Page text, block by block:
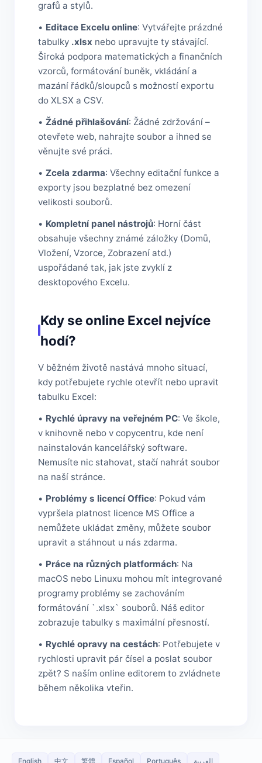
grafů a stylů.
• Editace Excelu online: Vytvářejte prázdné
tabulky .xlsx nebo upravujte ty stávající.
Široká podpora matematických a finančních
vzorců, formátování buněk, vkládání a
mazání řádků/sloupců s možností exportu
do XLSX a CSV.
• Žádné přihlašování: Žádné zdržování –
otevřete web, nahrajte soubor a ihned se
věnujte své práci.
• Zcela zdarma: Všechny editační funkce a
exporty jsou bezplatné bez omezení
velikosti souborů.
• Kompletní panel nástrojů: Horní část
obsahuje všechny známé záložky (Domů,
Vložení, Vzorce, Zobrazení atd.)
uspořádané tak, jak jste zvyklí z
desktopového Excelu.
Kdy se online Excel nejvíce
hodí?
V běžném životě nastává mnoho situací,
kdy potřebujete rychle otevřít nebo upravit
tabulku Excel:
• Rychlé úpravy na veřejném PC: Ve škole,
v knihovně nebo v copycentru, kde není
nainstalován kancelářský software.
Nemusíte nic stahovat, stačí nahrát soubor
na naší stránce.
• Problémy s licencí Office: Pokud vám
vypršela platnost licence MS Office a
nemůžete ukládat změny, můžete soubor
upravit a stáhnout u nás zdarma.
• Práce na různých platformách: Na
macOS nebo Linuxu mohou mít integrované
programy problémy se zachováním
formátování `.xlsx` souborů. Náš editor
zobrazuje tabulky s maximální přesností.
• Rychlé opravy na cestách: Potřebujete v
rychlosti upravit pár čísel a poslat soubor
zpět? S naším online editorem to zvládnete
během několika vteřin.
English 中文 繁體 Español Português العربية